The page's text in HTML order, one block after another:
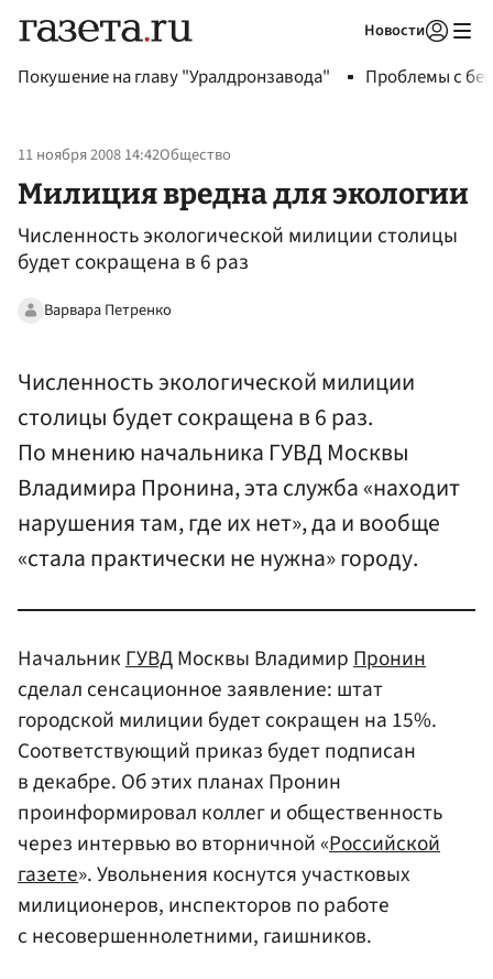
Новости
Покушение на главу "Уралдронзавода" Проблемы с
11 ноября 2008 14:42Общество
Милиция вредна для экологии
Численность экологической милиции столицы
будет сокращена в 6 раз
Варвара Петренко
Численность экологической милиции
столицы будет сокращена в 6 раз.
По мнению начальника ГУВД Москвы
Владимира Пронина, эта служба «находит
нарушения там, где их нет», да и вообще
«стала практически не нужна» городу.
Начальник ГУВДМосквы Владимир Пронин
сделал сенсационное заявление: штат
городской милиции будет сокращен на 15%.
Соответствующий приказ будет подписан
в декабре. Об этих планах Пронин
проинформировал коллег и общественность
через интервью во вторничной «Российской
газете». Увольнения коснутся участковых
милиционеров, инспекторов по работе
с несовершеннолетними, гаишников.